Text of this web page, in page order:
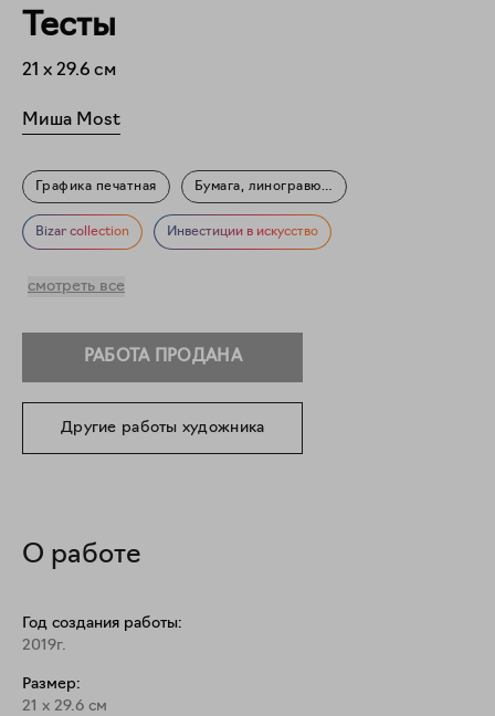
Тесты
21 x 29.6 см
Миша Most
Графика печатная Бумага, линогравюра
Фигуративное искусство Гендер
Bizar collection Инвестиции в искусство
смотреть все
РАБОТА ПРОДАНА
Другие работы художника
О работе
Год создания работы:
2019г.
Размер:
21 x 29.6 см